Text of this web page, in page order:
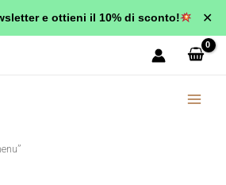
e ottieni il 10% di sconto! ✕
Popolarità